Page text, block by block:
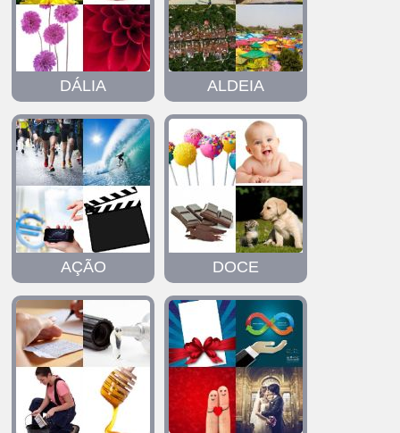
DÁLIA ALDEIA
AÇÃO DOCE